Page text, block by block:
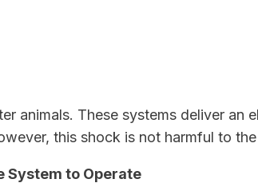
animals. These systems deliver
this shock is not harmful to
System to Operate